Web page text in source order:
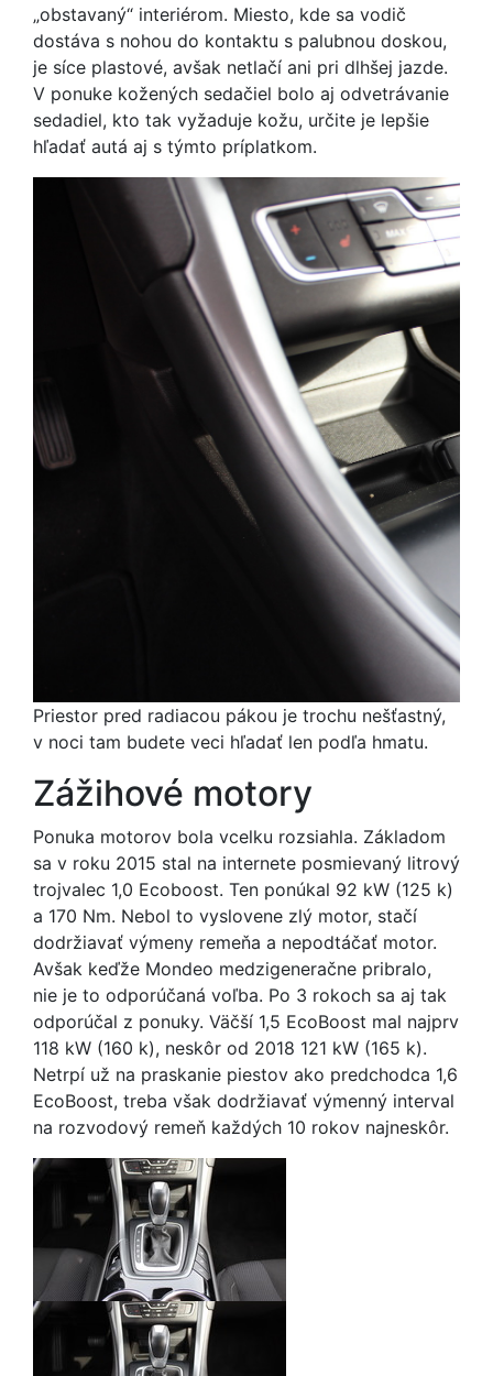
„obstavaný“ interiérom. Miesto, kde sa vodič
dostáva s nohou do kontaktu s palubnou doskou,
je síce plastové, avšak netlačí ani pri dlhšej jazde.
V ponuke kožených sedačiel bolo aj odvetrávanie
sedadiel, kto tak vyžaduje kožu, určite je lepšie
hľadať autá aj s týmto príplatkom.
Priestor pred radiacou pákou je trochu nešťastný,
v noci tam budete veci hľadať len podľa hmatu.
Zážihové motory
Ponuka motorov bola vcelku rozsiahla. Základom
sa v roku 2015 stal na internete posmievaný litrový
trojvalec 1,0 Ecoboost. Ten ponúkal 92 kW (125 k)
a 170 Nm. Nebol to vyslovene zlý motor, stačí
dodržiavať výmeny remeňa a nepodtáčať motor.
Avšak keďže Mondeo medzigeneračne pribralo,
nie je to odporúčaná voľba. Po 3 rokoch sa aj tak
odporúčal z ponuky. Väčší 1,5 EcoBoost mal najprv
118 kW (160 k), neskôr od 2018 121 kW (165 k).
Netrpí už na praskanie piestov ako predchodca 1,6
EcoBoost, treba však dodržiavať výmenný interval
na rozvodový remeň každých 10 rokov najneskôr.